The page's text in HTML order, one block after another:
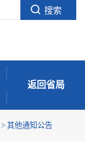
返回省局
> 其他通知公告